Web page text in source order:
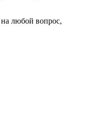
любой вопрос,